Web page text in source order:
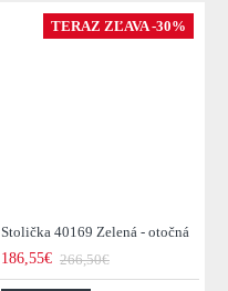
TERAZ ZĽAVA -30%
Stolička 40169 Zelená - otočná
186,55€ 266,50€